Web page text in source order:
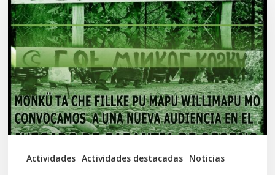
Actividades Actividades destacadas Noticias
Küsra
convoca
a
apoyar
audiencia
en
Juzgado